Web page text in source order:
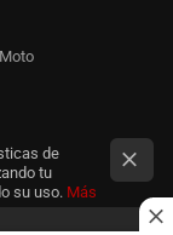
de
tu
su uso. Más